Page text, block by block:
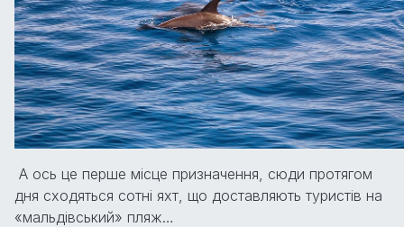
А ось це перше місце призначення, сюди протягом
дня сходяться сотні яхт, що доставляють туристів на
«мальдівський» пляж…